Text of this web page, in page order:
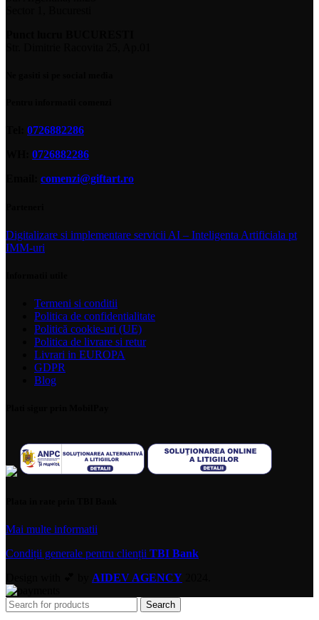
0726882286
0726882286
comenzi@giftart.ro
Digitalizare si implementare servicii AI – Inteligenta Artificiala pt
IMM-uri
Termeni si conditii
Politica de confidentialitate
Politică cookie-uri (UE)
Politica de livrare si retur
Livrari in EUROPA
GDPR
Blog
Mai multe informatii
Condiții generale pentru clienții TBI Bank
AIDEV AGENCY
Search